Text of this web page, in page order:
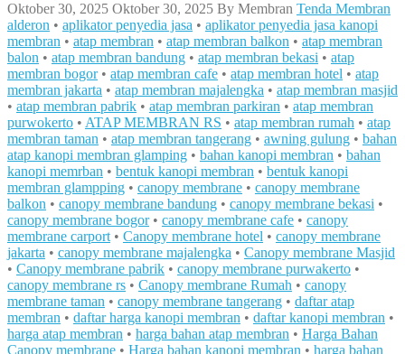
Oktober 30, 2025 Oktober 30, 2025 By Membran Tenda Membran
alderon • aplikator penyedia jasa • aplikator penyedia jasa kanopi
membran • atap membran • atap membran balkon • atap membran
balon • atap membran bandung • atap membran bekasi • atap
membran bogor• atap membran cafe • atap membran hotel • atap
membran jakarta • atap membran majalengka • atap membran masjid
• atap membran pabrik • atap membran parkiran • atap membran
purwokerto • ATAP MEMBRAN RS • atap membran rumah • atap
membran taman • atap membran tangerang • awning gulung • bahan
atap kanopi membran glamping • bahan kanopi membran • bahan
kanopi memrban • bentuk kanopi membran • bentuk kanopi
membran glampping • canopy membrane • canopy membrane
balkon • canopy membrane bandung • canopy membrane bekasi •
canopy membrane bogor• canopy membrane cafe • canopy
membrane carport • Canopy membrane hotel • canopy membrane
jakarta • canopy membrane majalengka • Canopy membrane Masjid
• Canopy membrane pabrik • canopy membrane purwakerto •
canopy membrane rs • Canopy membrane Rumah • canopy
membrane taman • canopy membrane tangerang • daftar atap
membran • daftar harga kanopi membran • daftar kanopi membran •
harga atap membran • harga bahan atap membran • Harga Bahan
Canopy membrane • Harga bahan kanopi membran • harga bahan